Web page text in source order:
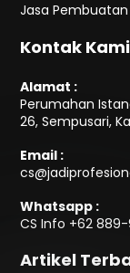
Jasa
Kontak Kami
Alamat :
Perumahan
26, Sempusari,
Email :
Whatsapp :
CS Info +62
Artikel